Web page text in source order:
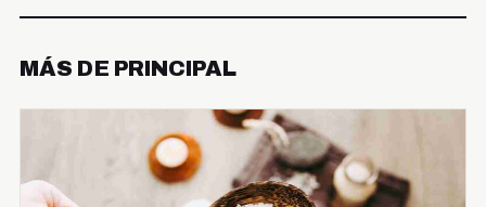
MÁS DE PRINCIPAL